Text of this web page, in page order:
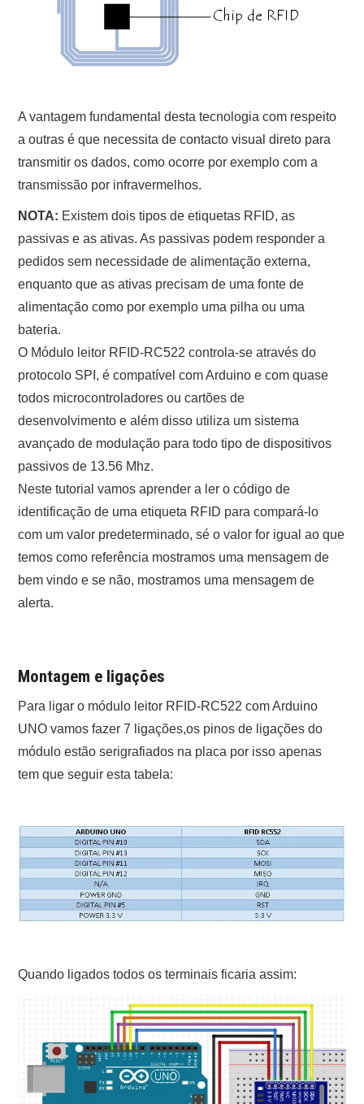
A vantagem fundamental desta tecnologia com respeito
a outras é que necessita de contacto visual direto para
transmitir os dados, como ocorre por exemplo com a
transmissão por infravermelhos.
NOTA: Existem dois tipos de etiquetas RFID, as
passivas e as ativas. As passivas podem responder a
pedidos sem necessidade de alimentação externa,
enquanto que as ativas precisam de uma fonte de
alimentação como por exemplo uma pilha ou uma
bateria.
O Módulo leitor RFID-RC522 controla-se através do
protocolo SPI, é compatível com Arduino e com quase
todos microcontroladores ou cartões de
desenvolvimento e além disso utiliza um sistema
avançado de modulação para todo tipo de dispositivos
passivos de 13.56 Mhz.
Neste tutorial vamos aprender a ler o código de
identificação de uma etiqueta RFID para compará-lo
com um valor predeterminado, sé o valor for igual ao que
temos como referência mostramos uma mensagem de
bem vindo e se não, mostramos uma mensagem de
alerta.
Montagem e ligações
Para ligar o módulo leitor RFID-RC522 com Arduino
UNO vamos fazer 7 ligações,os pinos de ligações do
módulo estão serigrafiados na placa por isso apenas
tem que seguir esta tabela:
Quando ligados todos os terminais ficaria assim: